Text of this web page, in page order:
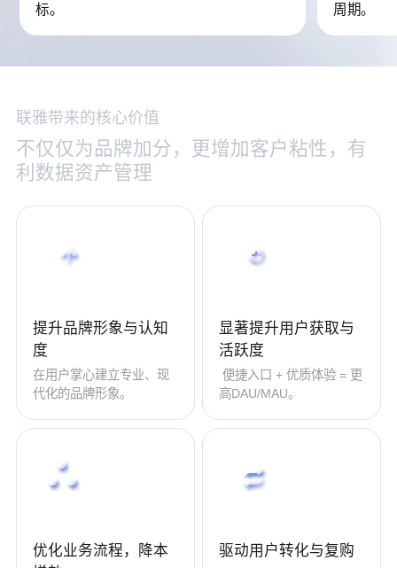
标。
周期。
联雅带来的核心价值
不仅仅为 品牌加分 ， 更增加客户 粘性 ， 有
利 数据资产管理
提升品牌形象与认知
度
在用户掌心建立专业、现
代化的品牌形象。
显著提升用户获取与
活跃度
便捷入口 + 优质体验 = 更
高DAU/MAU。
优化业务流程，降本
驱动用户转化与复购